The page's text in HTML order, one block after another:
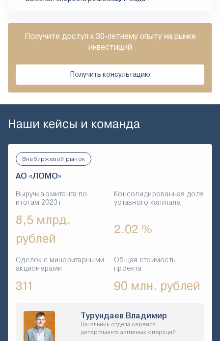
Получите доступ к 30-летнему опыту на рынке
инвестиций
Получить консультацию
Наши кейсы и команда
Внебиржевой рынок
АО «ЛОМО»
Выручка эмитента по
итогам 2023 г.
8,5 млрд.
рублей
Консолидированная доля
уставного капитала
2.02 %
Сделок с миноритарными
акционерами
311
Общая стоимость
проекта
90 млн. рублей
Турундаев Владимир
Начальник отдела сервиса
департамента активных операций